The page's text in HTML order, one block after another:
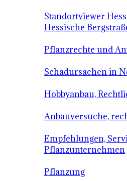
Standortviewer
Hessische
Pflanzrechte und
Schadursachen in
Hobbyanbau,
Anbauversuche,
Empfehlungen,
Pflanzunternehmen
Pflanzung